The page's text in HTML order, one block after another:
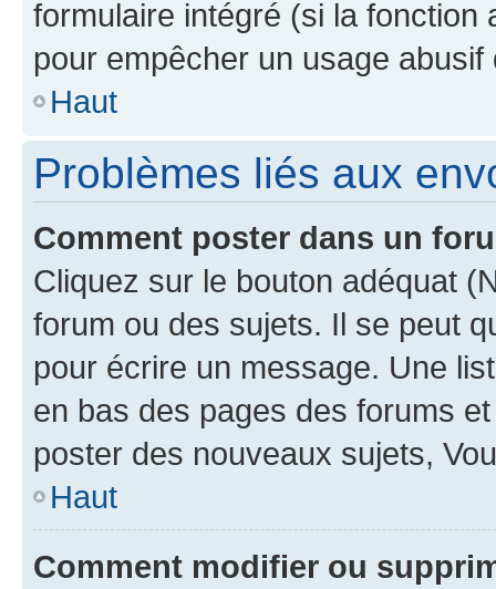
formulaire intégré (si la fonction
pour empêcher un usage
Haut
Problèmes liés aux
Comment poster dans un
Cliquez sur le bouton adéquat
forum ou des sujets. Il se peut
pour écrire un message. Une
en bas des pages des forums
poster des nouveaux sujets,
Haut
Comment modifier ou